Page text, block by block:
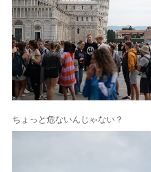
ちょっと危ないんじゃない？